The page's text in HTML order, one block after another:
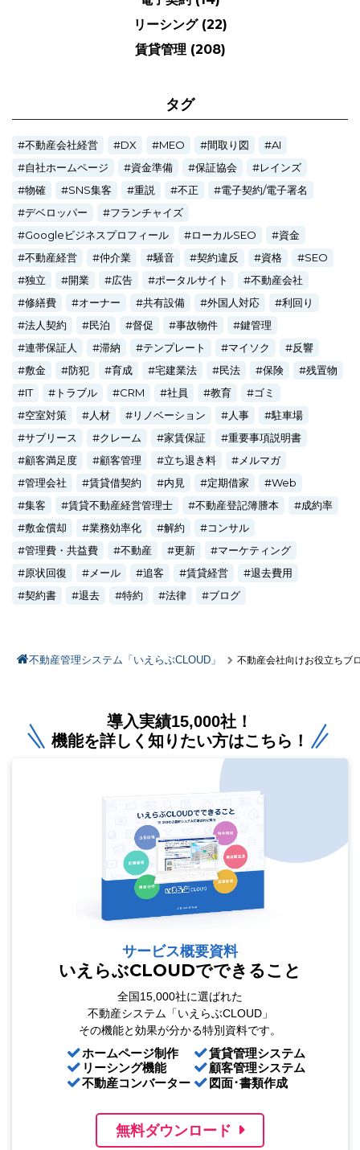
リーシング (22)
賃貸管理 (208)
タグ
不動産会社経営 DX MEO 間取り図
AI
自社ホームページ
資金準備 保証協会
レインズ
物確
SNS集客 重説 不正
電子契約/電子署名
デベロッパー
フランチャイズ
Googleビジネスプロフィール
ローカルSEO
資金
不動産経営
仲介業 騒音 契約違反 資格
SEO
独立
開業 広告 ポータルサイト
不動産会社
修繕費
オーナー 共有設備 外国人対応
利回り
法人契約
民泊 督促 事故物件
鍵管理
連帯保証人
滞納 テンプレート マイソク
反響
敷金
防犯 育成 宅建業法 民法 保険
残置物
IT
トラブル CRM 社員 教育
ゴミ
空室対策
人材 リノベーション 人事
駐車場
サブリース
クレーム 家賃保証
重要事項説明書
顧客満足度
顧客管理 立ち退き料
メルマガ
管理会社
賃貸借契約 内見 定期借家
Web
集客
賃貸不動産経営管理士 不動産登記簿謄本
成約率
敷金償却
業務効率化 解約
コンサル
管理費・共益費
不動産 更新
マーケティング
原状回復
メール 追客 賃貸経営
退去費用
契約書
退去 特約 法律 ブログ
不動産管理システム「いえらぶCLOUD」 不動産会社向けお役立ちブ
導入実績15,000社！
機能を詳しく知りたい方はこちら！
サービス概要資料
いえらぶCLOUDでできること
全国15,000社に選ばれた
不動産システム「いえらぶCLOUD」
その機能と効果が分かる特別資料です。
ホームページ制作
リーシング機能
不動産コンバーター
賃貸管理システム
顧客管理システム
図面･書類作成
無料ダウンロード